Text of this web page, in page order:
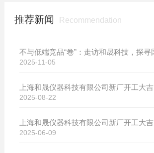
推荐新闻 Recommendation
2025-11-05
上海和晟仪器科技有限公司新厂开工大吉
2025-08-22
上海和晟仪器科技有限公司新厂开工大吉
2025-06-09